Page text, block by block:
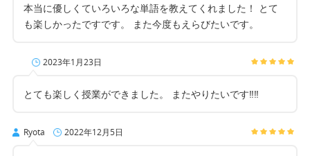
本当に優しくていろいろな単語を教えてくれました！ とて
も楽しかったですです。 また今度もえらびたいです。
2023年1月23日
とても楽しく授業ができました。 またやりたいです‼︎‼︎
Ryota 2022年12月5日